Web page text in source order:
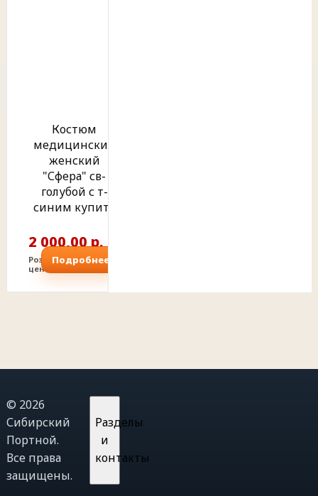
Костюм
медицинский
женский
"Сфера" св-
голубой с т-
синим купить
2 000,00 р.
Розничная
цена
Подробнее
© 2026
Сибирский
Портной.
Все права
защищены.
Разделы
и
контакты